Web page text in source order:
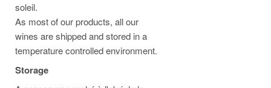
soleil.
As most of our products, all our
wines are shipped and stored in a
temperature controlled environment.
Storage